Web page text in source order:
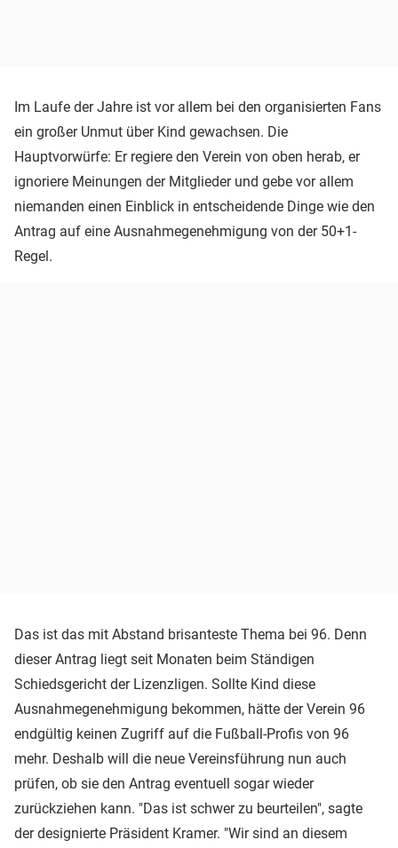
Im Laufe der Jahre ist vor allem bei den organisierten Fans
ein großer Unmut über Kind gewachsen. Die
Hauptvorwürfe: Er regiere den Verein von oben herab, er
ignoriere Meinungen der Mitglieder und gebe vor allem
niemanden einen Einblick in entscheidende Dinge wie den
Antrag auf eine Ausnahmegenehmigung von der 50+1-
Regel.
Das ist das mit Abstand brisanteste Thema bei 96. Denn
dieser Antrag liegt seit Monaten beim Ständigen
Schiedsgericht der Lizenzligen. Sollte Kind diese
Ausnahmegenehmigung bekommen, hätte der Verein 96
endgültig keinen Zugriff auf die Fußball-Profis von 96
mehr. Deshalb will die neue Vereinsführung nun auch
prüfen, ob sie den Antrag eventuell sogar wieder
zurückziehen kann. "Das ist schwer zu beurteilen", sagte
der designierte Präsident Kramer. "Wir sind an diesem